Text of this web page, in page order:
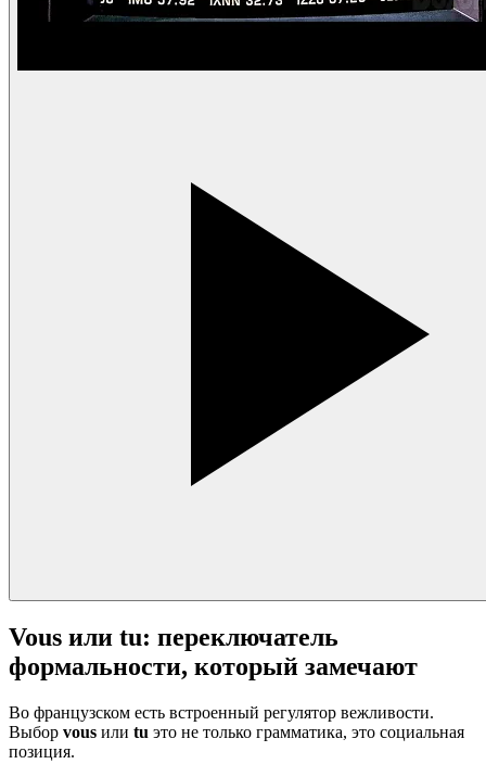
Vous или tu: переключатель
формальности, который замечают
Во французском есть встроенный регулятор вежливости.
Выбор vous или tu это не только грамматика, это социальная
позиция.